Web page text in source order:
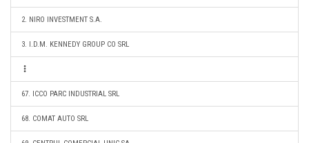
2. NIRO INVESTMENT S.A.
3. I.D.M. KENNEDY GROUP CO SRL
67. ICCO PARC INDUSTRIAL SRL
68. COMAT AUTO SRL